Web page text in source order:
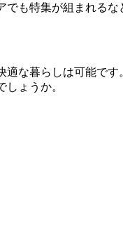
も特集が組まれる
な暮らしは可能で
ょうか。